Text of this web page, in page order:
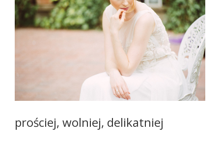
prościej, wolniej, delikatniej